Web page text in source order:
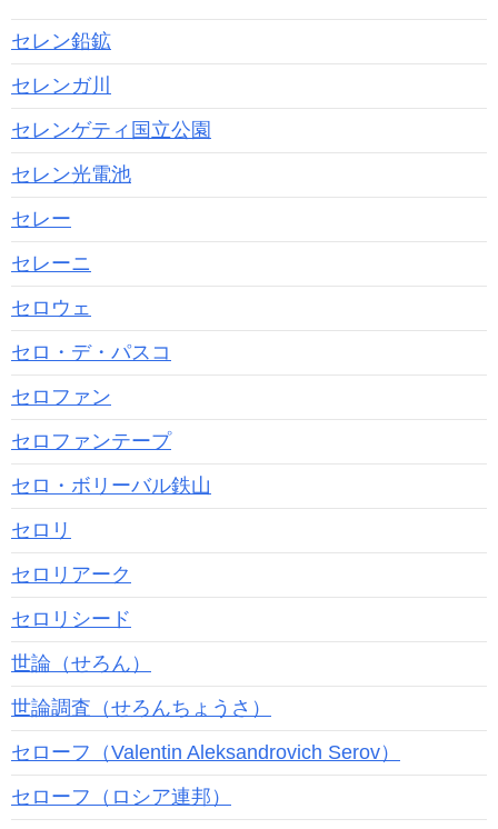
セレン鉛鉱
セレンガ川
セレンゲティ国立公園
セレン光電池
セレー
セレーニ
セロウェ
セロ・デ・パスコ
セロファン
セロファンテープ
セロ・ボリーバル鉄山
セロリ
セロリアーク
セロリシード
世論（せろん）
世論調査（せろんちょうさ）
セローフ（Valentin Aleksandrovich Serov）
セローフ（ロシア連邦）